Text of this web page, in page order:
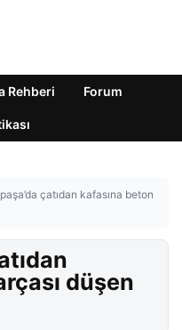
Rehberi Forum
çatıdan kafasına beton
düşen